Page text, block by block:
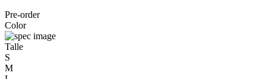
Pre-order
Color
Talle
S
M